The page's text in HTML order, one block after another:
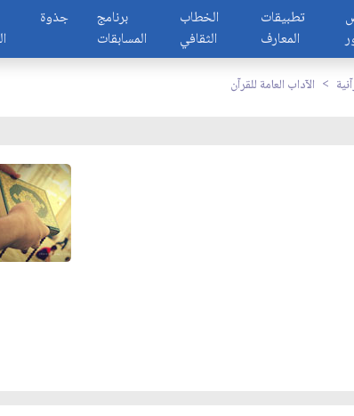
جذوة
برنامج
المسابقات
الخطاب
الثقافي
تطبيقات
المعارف
الآداب العامة للقرآن